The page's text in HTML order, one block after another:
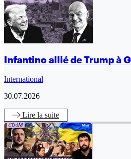
Infantino allié de Trump à
International
30.07.2026
Lire la suite